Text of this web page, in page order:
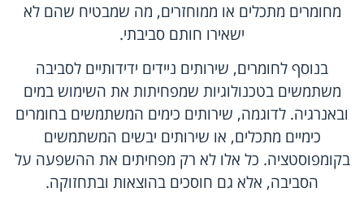
מחומרים מתכלים או ממוחזרים, מה שמבטיח שהם לא
ישאירו חותם סביבתי.
בנוסף לחומרים, שירותים ניידים ידידותיים לסביבה
משתמשים בטכנולוגיות שמפחיתות את השימוש במים
ובאנרגיה. לדוגמה, שירותים כימים המשתמשים בחומרים
כימיים מתכלים, או שירותים יבשים המשתמשים
בקומפוסטציה. כל אלו לא רק מפחיתים את ההשפעה על
הסביבה, אלא גם חוסכים בהוצאות ובתחזוקה.